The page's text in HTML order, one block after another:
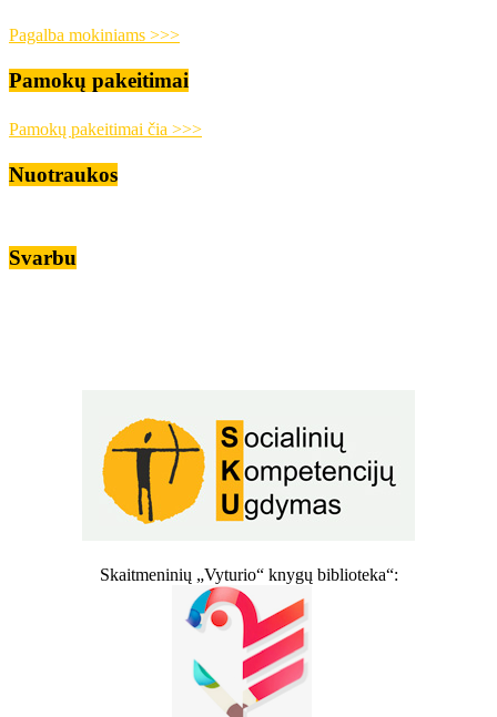
Pagalba mokiniams >>>
Pamokų pakeitimai
Pamokų pakeitimai čia >>>
Nuotraukos
Svarbu
Skaitmeninių „Vyturio“ knygų biblioteka“: